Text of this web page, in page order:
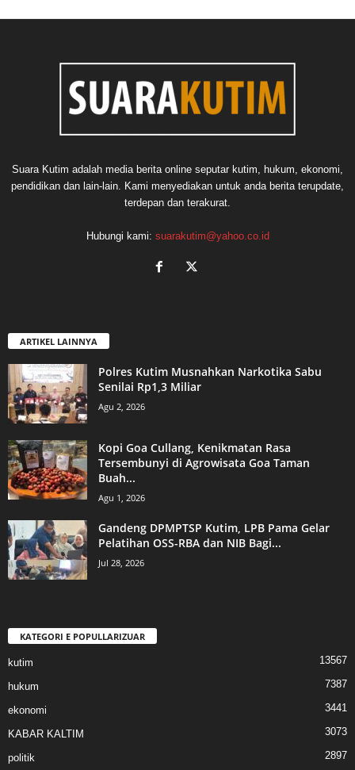
Suara Kutim adalah media berita online seputar kutim, hukum, ekonomi,
pendidikan dan lain-lain. Kami menyediakan untuk anda berita terupdate,
terdepan dan terakurat.
Hubungi kami: suarakutim@yahoo.co.id
ARTIKEL LAINNYA
Polres Kutim Musnahkan Narkotika Sabu
Senilai Rp1,3 Miliar
Agu 2, 2026
Kopi Goa Cullang, Kenikmatan Rasa
Tersembunyi di Agrowisata Goa Taman
Buah...
Agu 1, 2026
Gandeng DPMPTSP Kutim, LPB Pama Gelar
Pelatihan OSS-RBA dan NIB Bagi...
Jul 28, 2026
KATEGORI E POPULLARIZUAR
kutim 13567
hukum 7387
ekonomi 3441
KABAR KALTIM 3073
politik 2897